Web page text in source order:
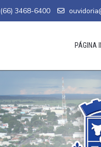
(66) 3468-6400
PÁGINA